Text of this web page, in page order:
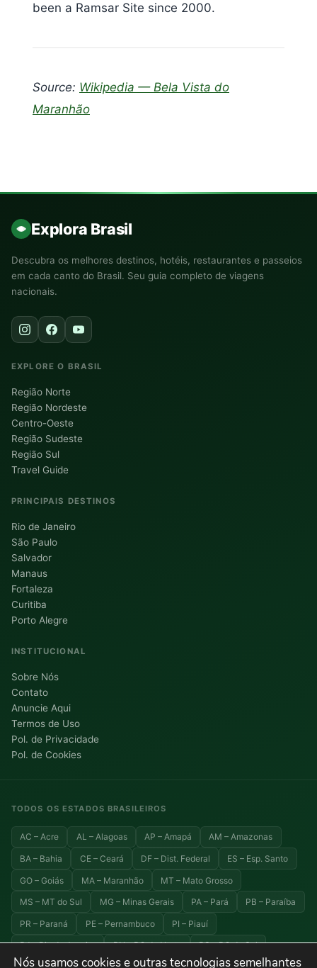
been a Ramsar Site since 2000.
Source: Wikipedia — Bela Vista do
Maranhão
Nós usamos cookies e outras tecnologias semelhantes
Explora Brasil
Descubra os melhores destinos, hotéis, restaurantes e passeios
em cada canto do Brasil. Seu guia completo de viagens
nacionais.
EXPLORE O BRASIL
Região Norte
Região Nordeste
Centro-Oeste
Região Sudeste
Região Sul
Travel Guide
PRINCIPAIS DESTINOS
Rio de Janeiro
São Paulo
Salvador
Manaus
Fortaleza
Curitiba
Porto Alegre
INSTITUCIONAL
Sobre Nós
Contato
Anuncie Aqui
Termos de Uso
Pol. de Privacidade
Pol. de Cookies
TODOS OS ESTADOS BRASILEIROS
AC – Acre AL – Alagoas AP – Amapá AM – Amazonas
BA – Bahia CE – Ceará DF – Dist. Federal ES – Esp. Santo
GO – Goiás MA – Maranhão MT – Mato Grosso
MS – MT do Sul MG – Minas Gerais PA – Pará PB – Paraíba
PR – Paraná PE – Pernambuco PI – Piauí
RJ – Rio de Janeiro RN – RG do Norte RS – RG do Sul